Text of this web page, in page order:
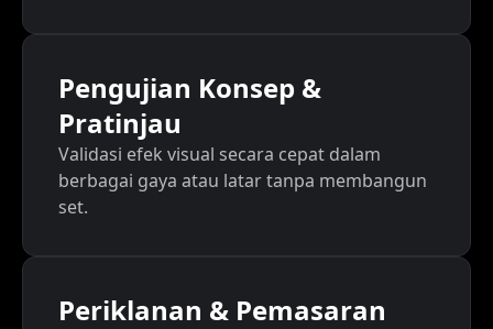
Pengujian Konsep &
Pratinjau
Validasi efek visual secara cepat dalam
berbagai gaya atau latar tanpa membangun
set.
Periklanan & Pemasaran